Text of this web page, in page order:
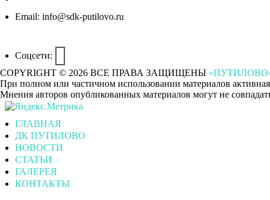
Email: info@sdk-putilovo.ru
Соцсети:
COPYRIGHT © 2026 ВСЕ ПРАВА ЗАЩИЩЕНЫ
При полном или частичном использовании материалов
Мнения авторов опубликованных материалов могут не
ГЛАВНАЯ
ДК ПУТИЛОВО
НОВОСТИ
СТАТЬИ
ГАЛЕРЕЯ
КОНТАКТЫ